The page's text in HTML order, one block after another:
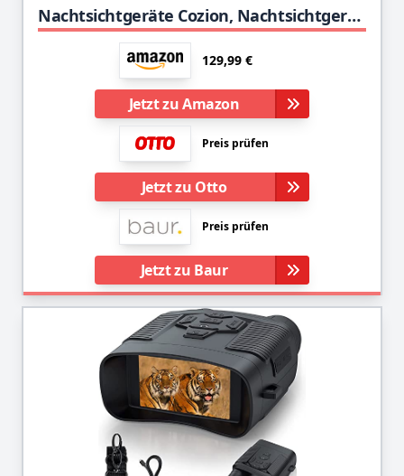
Nachtsichtgeräte Cozion, Nachtsichtgerät 4K HD Digital Infrarot Nachtsicht Fernglas 400M für Vogelbeobachtung Camping Jagd Spotting, 5X Digitalzoom mit Micro-32GB
129,99 €
Jetzt zu Amazon
Preis prüfen
Jetzt zu Otto
Preis prüfen
Jetzt zu Baur